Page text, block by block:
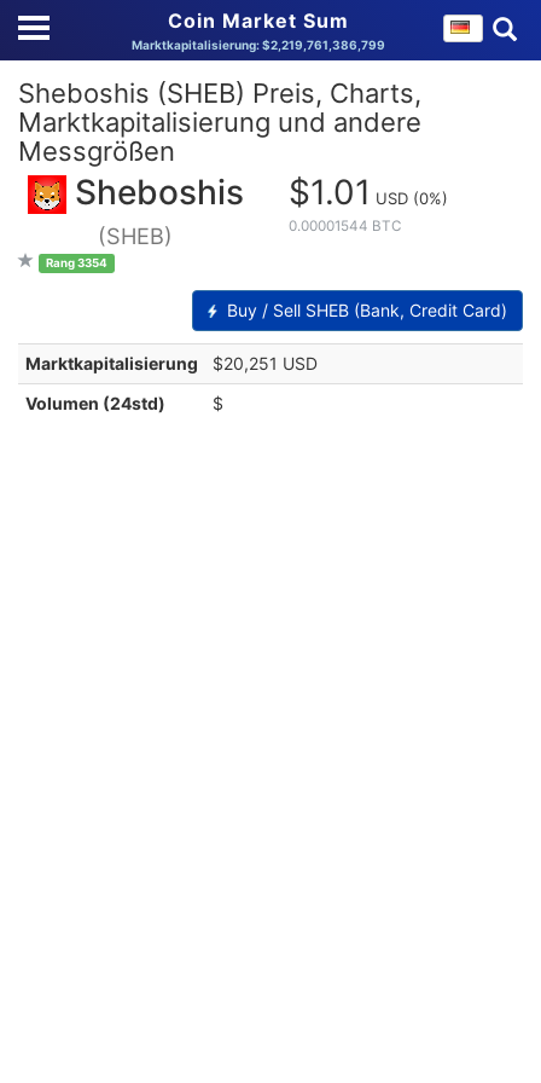
Coin Market Sum
Marktkapitalisierung: $2,219,761,386,799
Sheboshis (SHEB) Preis, Charts,
Marktkapitalisierung und andere
Messgrößen
Sheboshis
(SHEB)
Rang 3354
$1.01 USD (0%)
0.00001544 BTC
Buy / Sell SHEB (Bank, Credit Card)
Marktkapitalisierung
$20,251 USD
Volumen (24std)
$